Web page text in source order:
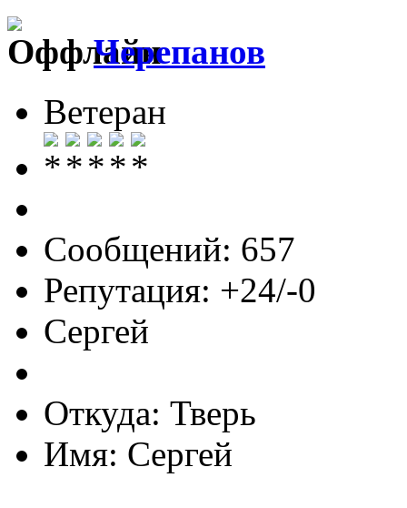
Черепанов
Ветеран
Сообщений: 657
Репутация: +24/-0
Сергей
Откуда: Тверь
Имя: Сергей